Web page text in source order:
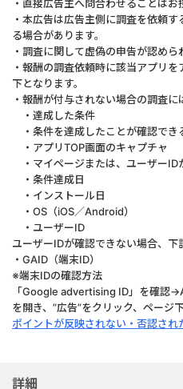
・直接広告主へ問合わせることはお
・本広告は広告主側に調査を依頼
る場合があります。
・調査に関して虚偽の申告が認めら
・報酬の調査依頼時に該当アプリ
下となります。
・報酬が付与されない場合の調査に
・達成した条件
・条件を達成したことが確認でき
・アプリTOP画面のキャプチャ
・マイページまたは、ユーザーID
・条件達成日
・インストール日
・OS（iOS／Android）
・ユーザーID
ユーザーIDが確認できない場合、下
・GAID（端末ID）
※端末IDの確認方法
「Google advertising ID」を確認
を開き、”広告”をクリック、ページ
ポイントが反映されない・否認され
詳細